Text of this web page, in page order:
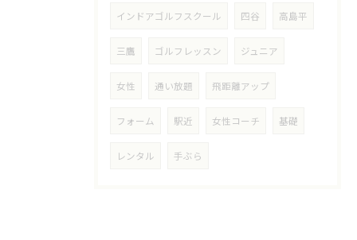
インドアゴルフスクール 四谷 高島平
三鷹 ゴルフレッスン ジュニア
女性 通い放題 飛距離アップ
フォーム 駅近 女性コーチ 基礎
レンタル 手ぶら